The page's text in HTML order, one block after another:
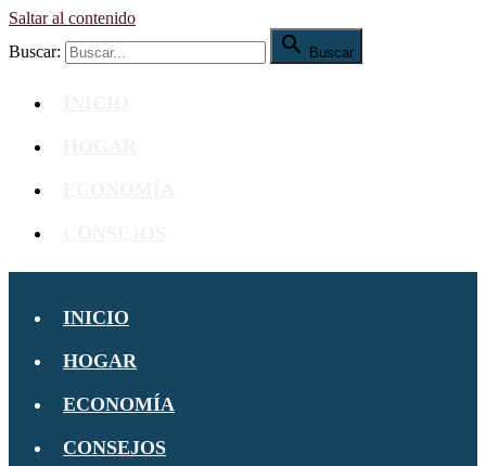
Saltar al contenido
Buscar:
 Buscar
INICIO
HOGAR
ECONOMÍA
CONSEJOS